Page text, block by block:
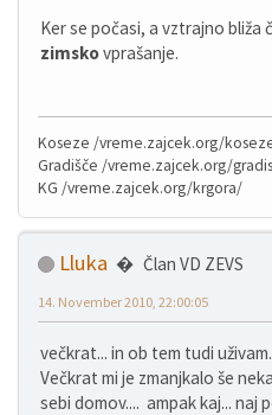
Ker se počasi, a vztrajno bliža
zimskovprašanje.
Koseze /vreme.zajcek.org/
Gradišče /vreme.zajcek.org/
KG /vreme.zajcek.org/krgora/
Lluka
Član VD ZEVS
14. November 2010, 22:00:05
večkrat... in ob tem tudi
Večkrat mi je zmanjkalo še
sebi domov.... ampak kaj... naj